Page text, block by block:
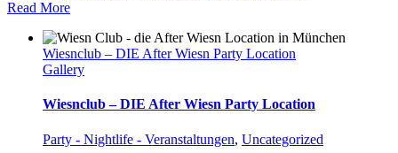
Read More
Wiesnclub – DIE After Wiesn Party Location
Gallery
Wiesnclub – DIE After Wiesn Party Location
Party - Nightlife - Veranstaltungen, Uncategorized